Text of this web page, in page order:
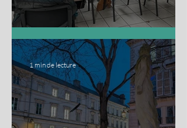
AG Parrainnons! 45
1 min de lecture